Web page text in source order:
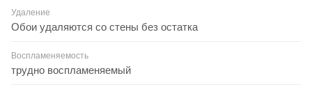
Удаление
Обои удаляются со стены без остатка
Воспламеняемость
трудно воспламеняемый